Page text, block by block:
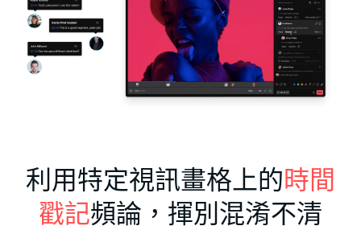
利用特定視訊畫格上的時間
戳記頻論，揮別混淆不清